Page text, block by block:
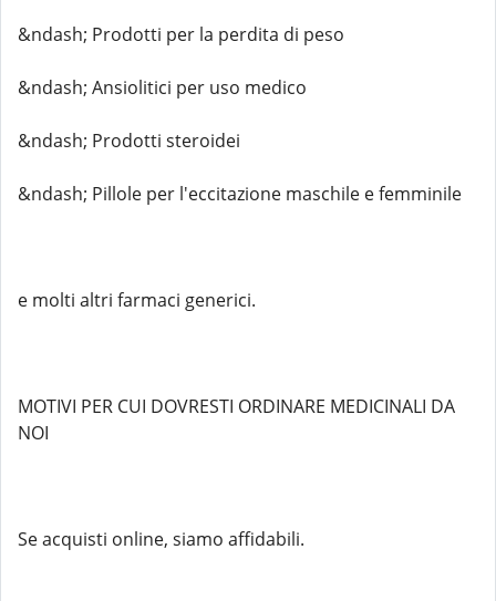
&ndash; Prodotti per la perdita di peso
&ndash; Ansiolitici per uso medico
&ndash; Prodotti steroidei
&ndash; Pillole per l'eccitazione maschile e femminile
e molti altri farmaci generici.
MOTIVI PER CUI DOVRESTI ORDINARE MEDICINALI DA
NOI
Se acquisti online, siamo affidabili.